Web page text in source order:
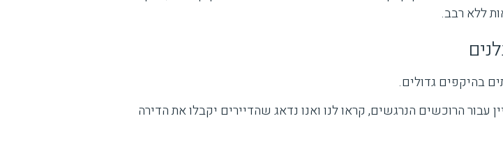
ללא רבב.
בהיקפים גדולים.
הרוכשים הנרגשים, קראו לנו ואנו נדאג שהדיירים יקבלו את הדירה